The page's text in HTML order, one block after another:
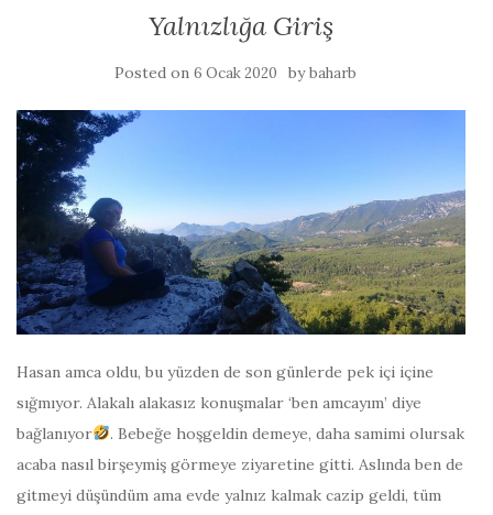
Yalnızlığa Giriş
Posted on 6 Ocak 2020 bybaharb
Hasan amca oldu, bu yüzden de son günlerde pek içi içine
sığmıyor. Alakalı alakasız konuşmalar ‘ben amcayım’ diye
bağlanıyor
. Bebeğe hoşgeldin demeye, daha samimi olursak
acaba nasıl birşeymiş görmeye ziyaretine gitti. Aslında ben de
gitmeyi düşündüm ama evde yalnız kalmak cazip geldi, tüm